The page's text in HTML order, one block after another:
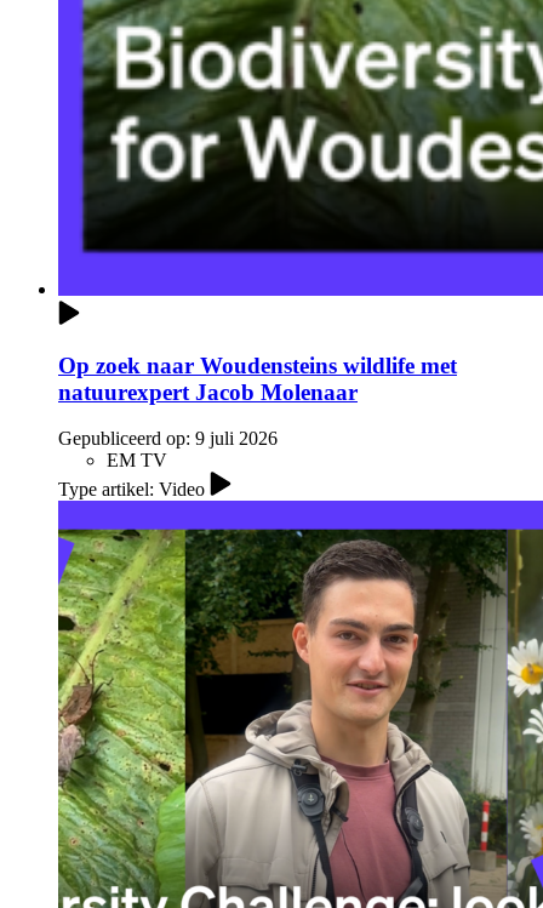
Op zoek naar Woudensteins wildlife met
natuurexpert Jacob Molenaar
Gepubliceerd op: 9 juli 2026
EM TV
Type artikel: Video